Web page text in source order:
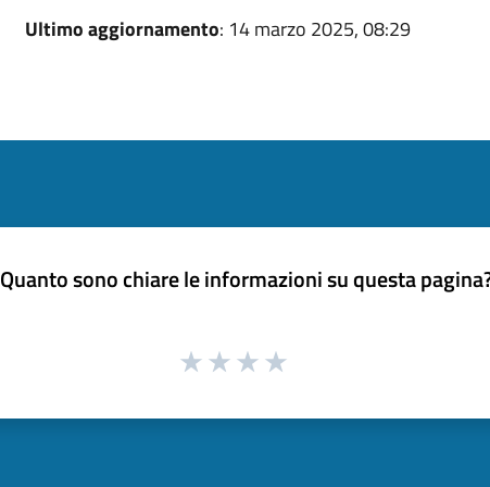
Ultimo aggiornamento: 14 marzo 2025, 08:29
Quanto sono chiare le informazioni su questa